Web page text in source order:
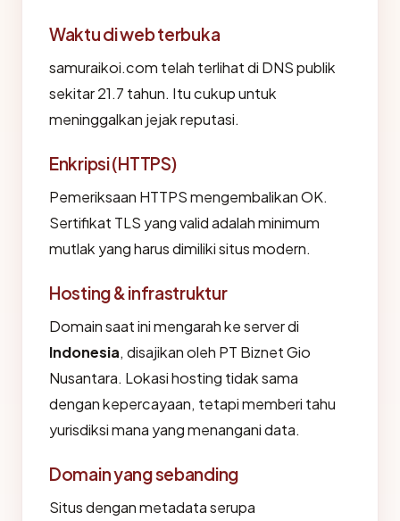
Waktu di web terbuka
samuraikoi.com telah terlihat di DNS publik
sekitar 21.7 tahun. Itu cukup untuk
meninggalkan jejak reputasi.
Enkripsi (HTTPS)
Pemeriksaan HTTPS mengembalikan OK.
Sertifikat TLS yang valid adalah minimum
mutlak yang harus dimiliki situs modern.
Hosting & infrastruktur
Domain saat ini mengarah ke server di
Indonesia, disajikan oleh PT Biznet Gio
Nusantara. Lokasi hosting tidak sama
dengan kepercayaan, tetapi memberi tahu
yurisdiksi mana yang menangani data.
Domain yang sebanding
Situs dengan metadata serupa